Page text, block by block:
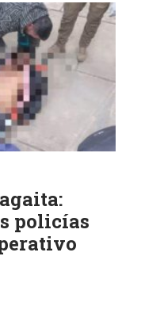
policías